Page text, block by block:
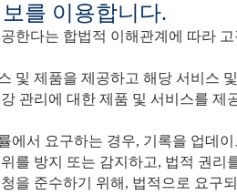
를 이용합니다.
한다는 합법적 이해관계에 따라
및 제품을 제공하고 해당 서비스
관리에 대한 제품 및 서비스를 제
에서 요구하는 경우, 기록을 업데
를 방지 또는 감지하고, 법적 권리
을 준수하기 위해, 법적으로 요구